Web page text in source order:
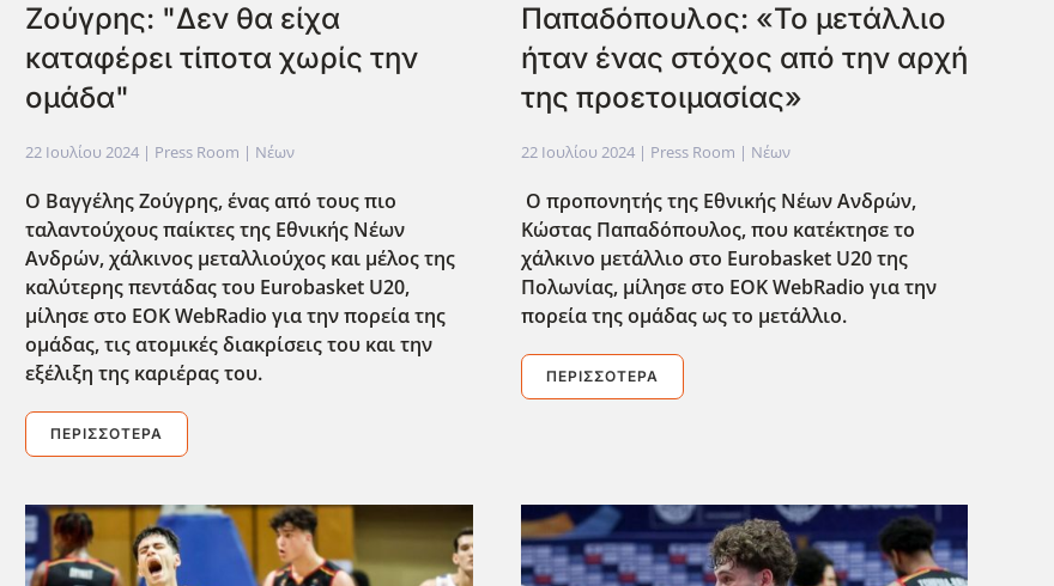
Ζούγρης: "Δεν θα είχα
καταφέρει τίποτα χωρίς την
ομάδα"
22 Ιουλίου 2024 | Press Room | Νέων
Ο Βαγγέλης Ζούγρης, ένας από τους πιο
ταλαντούχους παίκτες της Εθνικής Νέων
Ανδρών, χάλκινος μεταλλιούχος και μέλος της
καλύτερης πεντάδας του Eurobasket U20,
μίλησε στο EOK WebRadio για την πορεία της
ομάδας, τις ατομικές διακρίσεις του και την
εξέλιξη της καριέρας του.
ΠΕΡΙΣΣΌΤΕΡΑ
Παπαδόπουλος: «Το μετάλλιο
ήταν ένας στόχος από την αρχή
της προετοιμασίας»
22 Ιουλίου 2024| Press Room | Νέων
Ο προπονητής της Εθνικής Νέων Ανδρών,
Κώστας Παπαδόπουλος, που κατέκτησε το
χάλκινο μετάλλιο στο Eurobasket U20 της
Πολωνίας, μίλησε στο ΕΟΚ WebRadio για την
πορεία της ομάδας ως το μετάλλιο.
ΠΕΡΙΣΣΌΤΕΡΑ